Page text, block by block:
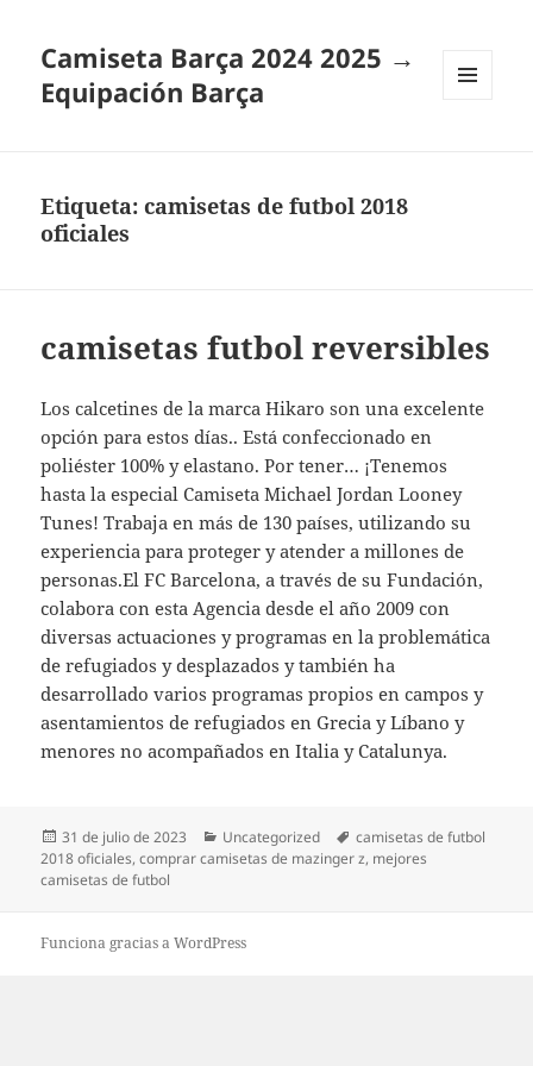
Camiseta Barça 2024 2025 →
Equipación Barça
Etiqueta:camisetas de futbol 2018
oficiales
camisetas futbol reversibles
Los calcetines de la marca Hikaro son una excelente
opción para estos días.. Está confeccionado en
poliéster 100% y elastano. Por tener… ¡Tenemos
hasta la especial Camiseta Michael Jordan Looney
Tunes! Trabaja en más de 130 países, utilizando su
experiencia para proteger y atender a millones de
personas.El FC Barcelona, a través de su Fundación,
colabora con esta Agencia desde el año 2009 con
diversas actuaciones y programas en la problemática
de refugiados y desplazados y también ha
desarrollado varios programas propios en campos y
asentamientos de refugiados en Grecia y Líbano y
menores no acompañados en Italia y Catalunya.
Publicado
el
31 de julio de 2023 Categorías
Uncategorized Etiquetas
camisetas de futbol
2018 oficiales,comprar camisetas de mazinger z, mejores
camisetas de futbol
Funciona gracias a WordPress